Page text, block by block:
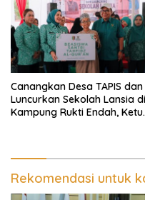
Canangkan Desa TAPIS dan
Luncurkan Sekolah Lansia di
Kampung Rukti Endah,
Rekomendasi untuk